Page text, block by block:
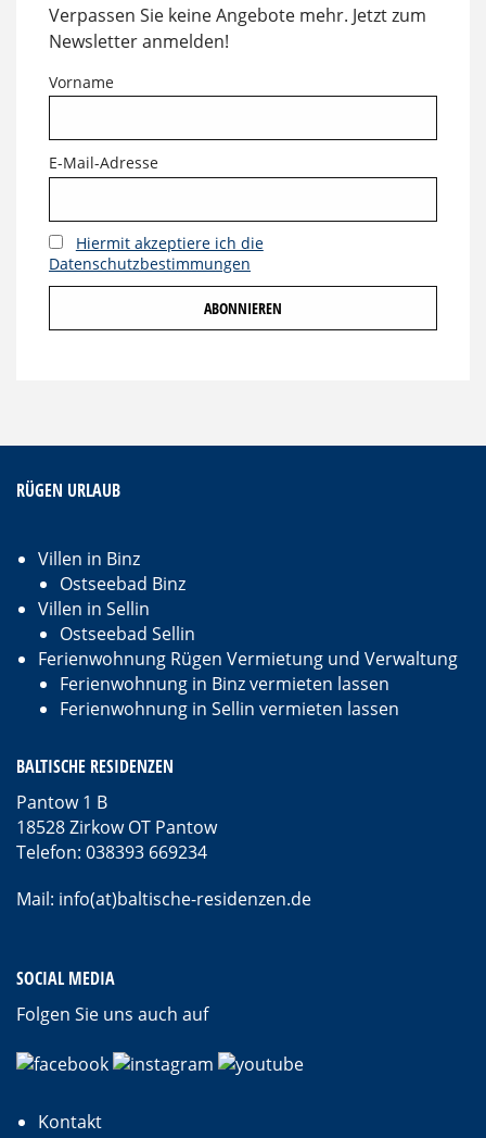
Verpassen Sie keine Angebote mehr. Jetzt zum
Newsletter anmelden!
Vorname
E-Mail-Adresse
Hiermit akzeptiere ich die
Datenschutzbestimmungen
RÜGEN URLAUB
Villen in Binz
Ostseebad Binz
Villen in Sellin
Ostseebad Sellin
Ferienwohnung Rügen Vermietung und Verwaltung
Ferienwohnung in Binz vermieten lassen
Ferienwohnung in Sellin vermieten lassen
BALTISCHE RESIDENZEN
Pantow 1 B
18528 Zirkow OT Pantow
Telefon: 038393 669234
Mail: info(at)baltische-residenzen.de
SOCIAL MEDIA
Folgen Sie uns auch auf
Kontakt